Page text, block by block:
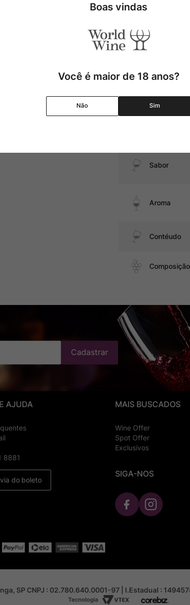
com cogumelos, e
Graduação
Sabor
Aroma
Contéudo
Cadastrar
AJUDA
8881
do boleto
MAIS BUSCADOS
Wine Offer
Spot Offer
Exclusivos
SIGA-NOS
SP CNPJ : 02.780.640.0001-97 | I.Estadual :
Boas vindas
Você é maior de 18 anos?
Não Sim